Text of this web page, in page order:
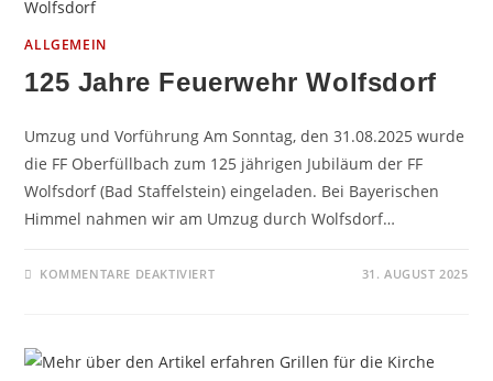
ALLGEMEIN
125 Jahre Feuerwehr Wolfsdorf
Umzug und Vorführung Am Sonntag, den 31.08.2025 wurde
die FF Oberfüllbach zum 125 jährigen Jubiläum der FF
Wolfsdorf (Bad Staffelstein) eingeladen. Bei Bayerischen
Himmel nahmen wir am Umzug durch Wolfsdorf…
KOMMENTARE DEAKTIVIERTFÜR 31. AUGUST 2025